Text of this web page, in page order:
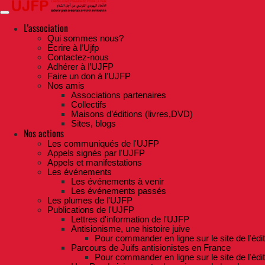
Skip
to
contentL'association
Qui sommes nous?
Ecrire à l’Ujfp
Contactez-nous
Adhérer à l’UJFP
Faire un don à l’UJFP
Nos amis
Associations partenaires
Collectifs
Maisons d’éditions (livres,DVD)
Sites, blogs
Nos actions
Les communiqués de l'UJFP
Appels signés par l'UJFP
Appels et manifestations
Les événements
Les événements à venir
Les événements passés
Les plumes de l'UJFP
Publications de l'UJFP
Lettres d'information de l'UJFP
Antisionisme, une histoire juive
Pour commander en ligne sur le site de
Parcours de Juifs antisionistes en France
Pour commander en ligne sur le site de